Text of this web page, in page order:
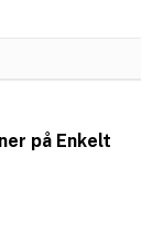
på Enkelt